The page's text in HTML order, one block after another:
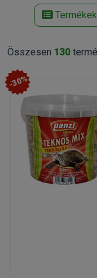
Összesen 130
-30%